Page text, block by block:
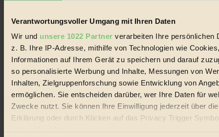
Verantwortungsvoller Umgang mit Ihren Daten
Wir und unsere 1022 Partner verarbeiten Ihre persönlichen
z. B. Ihre IP-Adresse, mithilfe von Technologien wie
Informationen auf Ihrem Gerät zu speichern und darauf
so personalisierte Werbung und Inhalte, Messungen von
Inhalten, Zielgruppenforschung sowie Entwicklung von
ermöglichen. Sie entscheiden darüber, wer Ihre Daten für
Zwecke nutzt. Sie können Ihre Einwilligung jederzeit über
Erklärung oder durch Klicken auf das Privacy Trigger
Themen
Bio
Nachhaltigkeit
Vegan